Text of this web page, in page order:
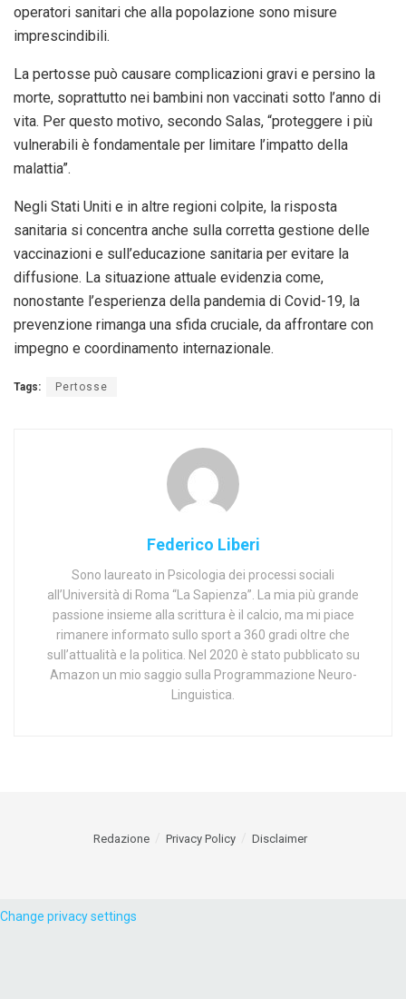
operatori sanitari che alla popolazione sono misure
imprescindibili.
La pertosse può causare complicazioni gravi e persino la
morte, soprattutto nei bambini non vaccinati sotto l’anno di
vita. Per questo motivo, secondo Salas, “proteggere i più
vulnerabili è fondamentale per limitare l’impatto della
malattia”.
Negli Stati Uniti e in altre regioni colpite, la risposta
sanitaria si concentra anche sulla corretta gestione delle
vaccinazioni e sull’educazione sanitaria per evitare la
diffusione. La situazione attuale evidenzia come,
nonostante l’esperienza della pandemia di Covid-19, la
prevenzione rimanga una sfida cruciale, da affrontare con
impegno e coordinamento internazionale.
Tags: Pertosse
Federico Liberi
Sono laureato in Psicologia dei processi sociali
all’Università di Roma “La Sapienza”. La mia più grande
passione insieme alla scrittura è il calcio, ma mi piace
rimanere informato sullo sport a 360 gradi oltre che
sull’attualità e la politica. Nel 2020 è stato pubblicato su
Amazon un mio saggio sulla Programmazione Neuro-
Linguistica.
Redazione Privacy Policy Disclaimer
Change privacy settings